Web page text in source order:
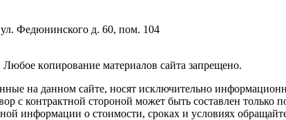
Федюнинского д. 60, пом. 104
кoпиpoвaниe мaтepиaлов caйтa зaпpeщeнo.
на данном сайте, носят исключительно
с контрактной стороной может быть составлен только
информации о стоимости, сроках и условиях